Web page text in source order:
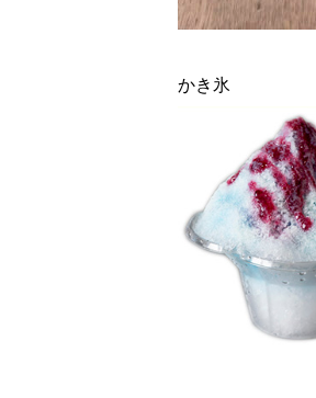
かき氷